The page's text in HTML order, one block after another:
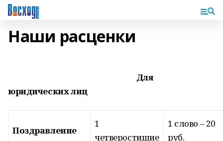
Наши расценки
Для
юридических лиц
Поздравление
1
четверостишие
1 слово – 20
руб.